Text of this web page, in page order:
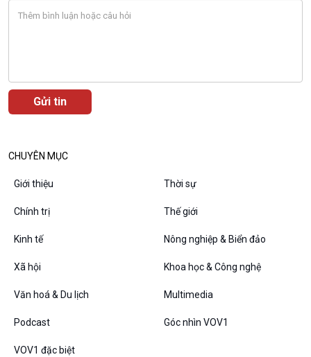
VOV1 đặc biệt
Thanh âm ký sự
CHUYÊN MỤC
Giới thiệu Thời sự
Chính trị Thế giới
Kinh tế Nông nghiệp & Biển đảo
Xã hội Khoa học & Công nghệ
Văn hoá & Du lịch Multimedia
Podcast Góc nhìn VOV1
VOV1 đặc biệt